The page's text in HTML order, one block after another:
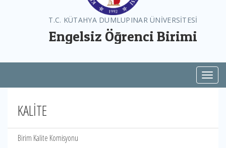
T.C. KÜTAHYA DUMLUPINAR ÜNİVERSİTESİ
Engelsiz Öğrenci Birimi
KALİTE
Birim Kalite Komisyonu